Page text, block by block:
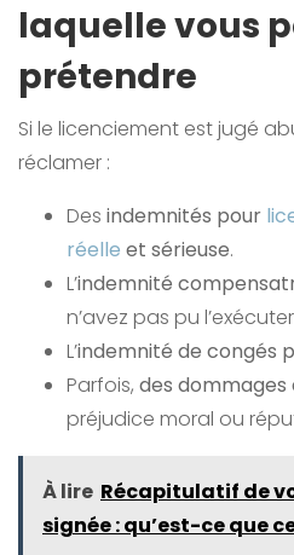
laquelle vous
prétendre
Si le licenciement est jugé
réclamer :
Des indemnités pour
réelle et sérieuse.
L’indemnité
n’avez pas pu
L’indemnité de congés
Parfois, des
préjudice moral ou
À lire Récapitulatif de
signée : qu’est-ce que